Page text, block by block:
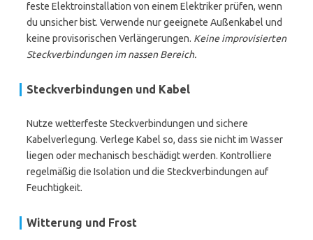
feste Elektroinstallation von einem Elektriker prüfen, wenn
du unsicher bist. Verwende nur geeignete Außenkabel und
keine provisorischen Verlängerungen. Keine improvisierten
Steckverbindungen im nassen Bereich.
Steckverbindungen und Kabel
Nutze wetterfeste Steckverbindungen und sichere
Kabelverlegung. Verlege Kabel so, dass sie nicht im Wasser
liegen oder mechanisch beschädigt werden. Kontrolliere
regelmäßig die Isolation und die Steckverbindungen auf
Feuchtigkeit.
Witterung und Frost